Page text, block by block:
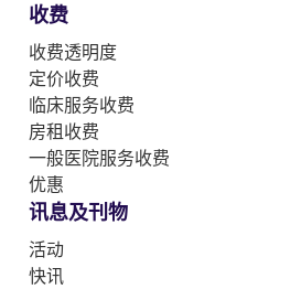
收费
收费透明度
定价收费
临床服务收费
房租收费
一般医院服务收费
优惠
讯息及刊物
活动
快讯